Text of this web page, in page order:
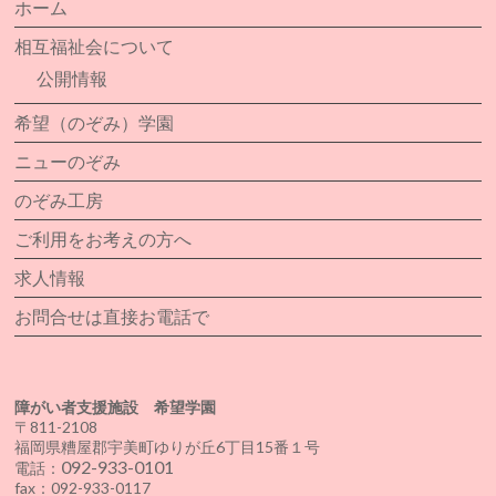
ホーム
相互福祉会について
公開情報
希望（のぞみ）学園
ニューのぞみ
のぞみ工房
ご利用をお考えの方へ
求人情報
お問合せは直接お電話で
障がい者支援施設 希望学園
〒811-2108
福岡県糟屋郡宇美町ゆりが丘6丁目15番１号
電話： 092-933-0101
fax：092-933-0117